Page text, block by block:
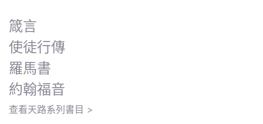
箴言
使徒行傳
羅馬書
約翰福音
查看天路系列書目 >